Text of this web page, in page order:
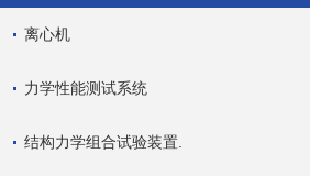
离心机
力学性能测试系统
结构力学组合试验装置.